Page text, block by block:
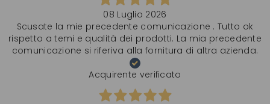
08 Luglio 2026
Scusate la mie precedente comunicazione . Tutto ok
rispetto a temi e qualità dei prodotti. La mia precedente
comunicazione si riferiva alla fornitura di altra azienda.
Acquirente verificato